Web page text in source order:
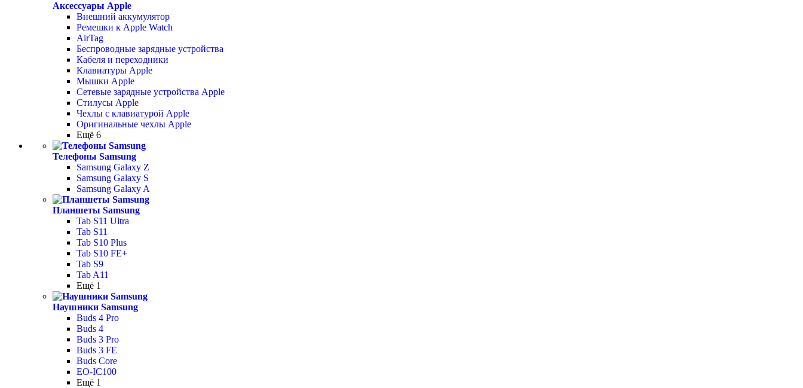
Аксессуары Apple
Внешний аккумулятор
Ремешки к Apple Watch
AirTag
Беспроводные зарядные устройства
Кабеля и переходники
Клавиатуры Apple
Мышки Apple
Сетевые зарядные устройства Apple
Стилусы Apple
Чехлы с клавиатурой Apple
Оригинальные чехлы Apple
Ещё 6
Телефоны Samsung
Samsung Galaxy Z
Samsung Galaxy S
Samsung Galaxy A
Планшеты Samsung
Tab S11 Ultra
Tab S11
Tab S10 Plus
Tab S10 FE+
Tab S9
Tab A11
Ещё 1
Наушники Samsung
Buds 4 Pro
Buds 4
Buds 3 Pro
Buds 3 FE
Buds Core
EO-IC100
Ещё 1